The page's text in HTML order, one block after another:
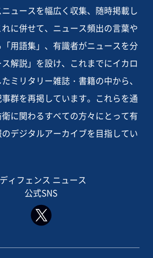
ュースを幅広く収集、随時掲載し
に併せて、ニュース頻出の言葉や
用語集」、有識者がニュースを分
解説」を設け、これまでにイカロ
ミリタリー雑誌・書籍の中から、
群を再掲しています。これらを通
に関わるすべての方々にとって有
デジタルアーカイブを目指してい
ィフェンス ニュース
公式SNS